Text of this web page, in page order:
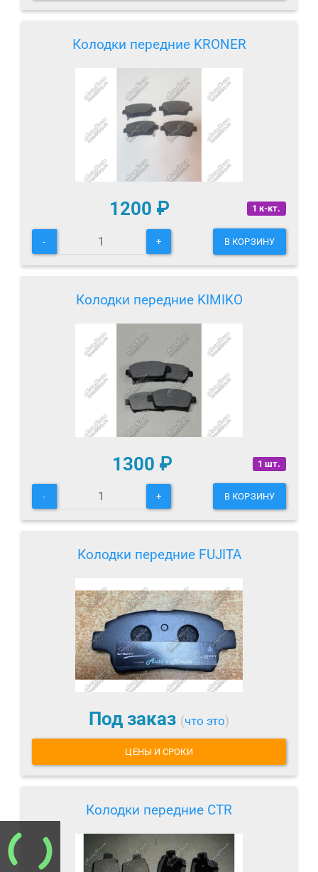
Колодки передние KRONER
1 к-кт.
1200 ₽
- + В КОРЗИНУ
Колодки передние KIMIKO
1 шт.
1300 ₽
- + В КОРЗИНУ
Колодки передние FUJITA
Под заказ (что это)
ЦЕНЫ И СРОКИ
Колодки передние CTR